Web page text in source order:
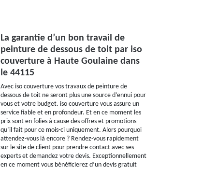
La garantie d’un bon travail de
peinture de dessous de toit par iso
couverture à Haute Goulaine dans
le 44115
Avec iso couverture vos travaux de peinture de
dessous de toit ne seront plus une source d’ennui pour
vous et votre budget. iso couverture vous assure un
service fiable et en profondeur. Et en ce moment les
prix sont en folies à cause des offres et promotions
qu’il fait pour ce mois-ci uniquement. Alors pourquoi
attendez-vous là encore ? Rendez-vous rapidement
sur le site de client pour prendre contact avec ses
experts et demandez votre devis. Exceptionnellement
en ce moment vous bénéficierez d’un devis gratuit